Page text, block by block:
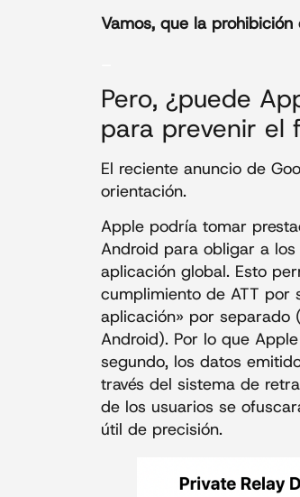
Vamos, que la
Pero, ¿puede
para prevenir el
El reciente anuncio de
orientación.
Apple podría tomar
Android para obligar a
aplicación global. Esto
cumplimiento de ATT por
aplicación» por separado
Android). Por lo que
segundo, los datos
través del sistema de
de los usuarios se
útil de precisión.